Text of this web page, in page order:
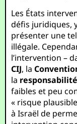
Les États
défis juridiques,
présenter une
illégale.
l’intervention –
CIJ, la
la
faibles et peu
« risque
à Israël de